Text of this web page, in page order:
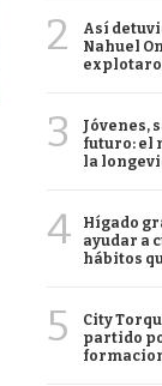
2
Así
Nahuel
3
Jóvenes,
futuro: el
la
4
Hígado
ayudar a
hábitos
5
City
partido